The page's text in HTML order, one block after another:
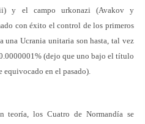
y el campo urkonazi (Avakov y
con éxito el control de los primeros
una Ucrania unitaria son hasta, tal vez
(dejo que uno bajo el título
equivocado en el pasado).
teoría, los Cuatro de Normandía se